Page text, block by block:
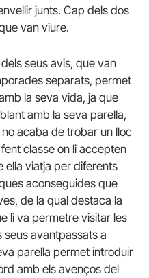
junts. Cap dels dos
van viure.
seus avis, que van
separats, permet
la seva vida, ja que
amb la seva parella,
acaba de trobar un lloc
classe on li accepten
ella viatja per diferents
aconseguides que
de la qual destaca la
li va permetre visitar les
seus avantpassats a
parella permet introduir
amb els avenços del